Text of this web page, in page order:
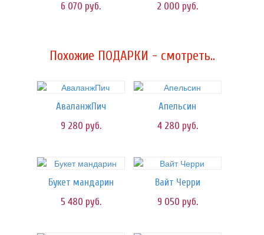
6 070 руб. 2 000 руб.
Похожие ПОДАРКИ - смотреть..
АваланжПич
9 280 руб.
Апельсин
4 280 руб.
Букет мандарин
5 480 руб.
Вайт Черри
9 050 руб.